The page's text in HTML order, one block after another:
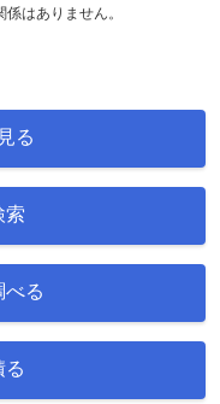
はありません。
る
索
べる
る